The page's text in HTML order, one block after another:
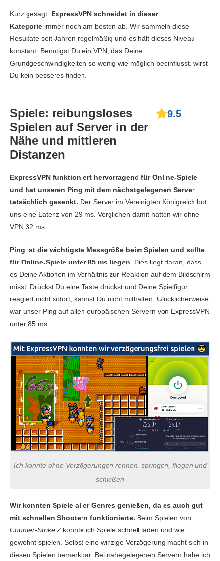
Ping 211 ms
Kurz gesagt: ExpressVPN schneidet in dieser
Kategorie immer noch am besten ab. Wir sammeln diese
Resultate seit Jahren regelmäßig und es hält dieses Niveau
konstant. Benötigst Du ein VPN, das Deine
Grundgeschwindigkeiten so wenig wie möglich beeinflusst, wirst
Du kein besseres finden.
Spiele: reibungsloses
Spielen auf Server in der
Nähe und mittleren
Distanzen
9.5
ExpressVPN funktioniert hervorragend für Online-Spiele
und hat unseren Ping mit dem nächstgelegenen Server
tatsächlich gesenkt. Der Server im Vereinigten Königreich bot
uns eine Latenz von 29 ms. Verglichen damit hatten wir ohne
VPN 32 ms.
Ping ist die wichtigste Messgröße beim Spielen und sollte
für Online-Spiele unter 85 ms liegen. Dies liegt daran, dass
es Deine Aktionen im Verhältnis zur Reaktion auf dem Bildschirm
misst. Drückst Du eine Taste drückst und Deine Spielfigur
reagiert nicht sofort, kannst Du nicht mithalten. Glücklicherweise
war unser Ping auf allen europäischen Servern von ExpressVPN
unter 85 ms.
Ich konnte ohne Verzögerungen rennen, springen, fliegen und
schießen
Wir konnten Spiele aller Genres genießen, da es auch gut
mit schnellen Shootern funktionierte. Beim Spielen von
Counter-Strike 2 konnte ich Spiele schnell laden und wie
gewohnt spielen. Selbst eine winzige Verzögerung macht sich in
diesen Spielen bemerkbar. Bei nahegelegenen Servern habe ich